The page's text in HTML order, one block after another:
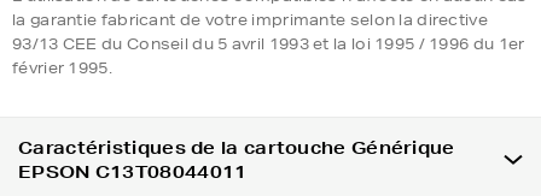
la garantie fabricant de votre imprimante selon la directive
93/13 CEE du Conseil du 5 avril 1993 et la loi 1995 / 1996 du 1er
février 1995.
Caractéristiques de la cartouche Générique
EPSON C13T08044011